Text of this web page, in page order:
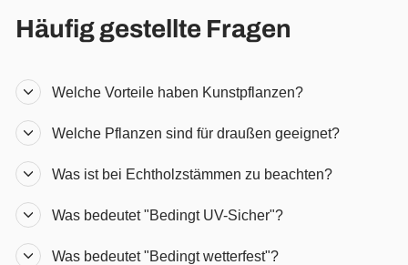
Häufig gestellte Fragen
Welche Vorteile haben Kunstpflanzen?
Welche Pflanzen sind für draußen geeignet?
Was ist bei Echtholzstämmen zu beachten?
Was bedeutet "Bedingt UV-Sicher"?
Was bedeutet "Bedingt wetterfest"?